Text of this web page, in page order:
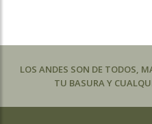
LOS ANDES SON DE TODOS,
TU BASURA Y